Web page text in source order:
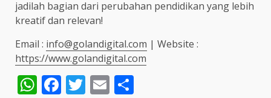
jadilah bagian dari perubahan pendidikan yang lebih
kreatif dan relevan!
Email : info@golandigital.com | Website :
https://www.golandigital.com
WhatsApp
Facebook
Twitter
Email